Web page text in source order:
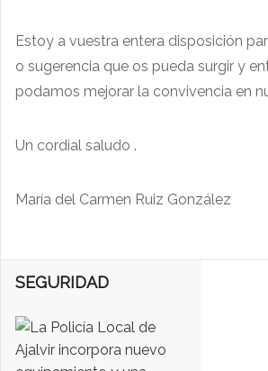
Estoy a vuestra entera disposición
o sugerencia que os pueda surgir y
podamos mejorar la convivencia en
Un cordial saludo .
María del Carmen Ruiz González
SEGURIDAD